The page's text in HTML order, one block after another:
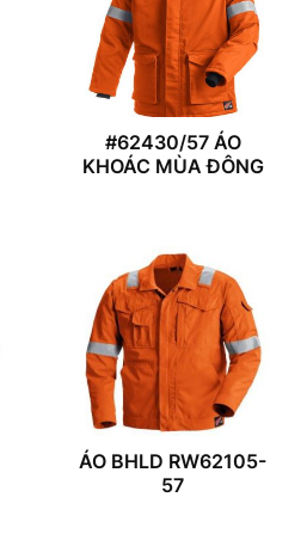
#62430/57 ÁO
KHOÁC MÙA ĐÔNG
ÁO BHLD RW62105-
57